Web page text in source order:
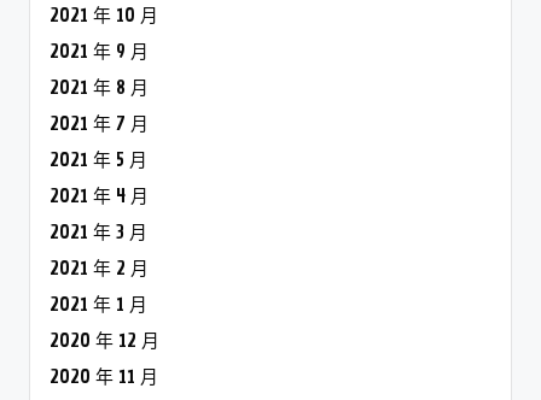
2021 年 10 月
2021 年 9 月
2021 年 8 月
2021 年 7 月
2021 年 5 月
2021 年 4 月
2021 年 3 月
2021 年 2 月
2021 年 1 月
2020 年 12 月
2020 年 11 月